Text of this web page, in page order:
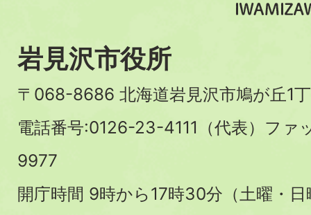
岩見沢市役所
〒068-8686 北海道岩見沢市鳩が丘1
電話番号:0126-23-4111（代表）フ
9977
開庁時間 9時から17時30分（土曜・